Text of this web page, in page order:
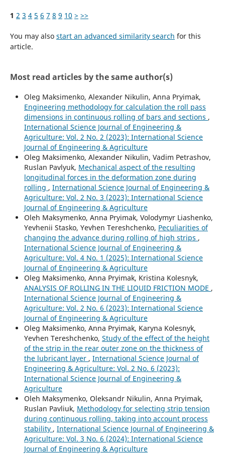
1 2 3 4 5 6 7 8 9 10 > >>
You may also start an advanced similarity search for this
article.
Most read articles by the same author(s)
Oleg Maksimenko, Alexander Nikulin, Anna Pryimak,
Engineering methodology for calculation the roll pass
dimensions in continuous rolling of bars and sections ,
International Science Journal of Engineering &
Agriculture: Vol. 2 No. 2 (2023): International Science
Journal of Engineering & Agriculture
Oleg Maksimenko, Alexander Nikulin, Vadim Petrashov,
Ruslan Pavlyuk, Mechanical aspect of the resulting
longitudinal forces in the deformation zone during
rolling , International Science Journal of Engineering &
Agriculture: Vol. 2 No. 3 (2023): International Science
Journal of Engineering & Agriculture
Oleh Maksymenko, Anna Pryimak, Volodymyr Liashenko,
Yevhenii Stasko, Yevhen Tereshchenko, Peculiarities of
changing the advance during rolling of high strips ,
International Science Journal of Engineering &
Agriculture: Vol. 4 No. 1 (2025): International Science
Journal of Engineering & Agriculture
Oleg Maksimenko, Anna Pryimak, Kristina Kolesnyk,
ANALYSIS OF ROLLING IN THE LIQUID FRICTION MODE ,
International Science Journal of Engineering &
Agriculture: Vol. 2 No. 6 (2023): International Science
Journal of Engineering & Agriculture
Oleg Maksimenko, Anna Pryimak, Karyna Kolesnyk,
Yevhen Tereshchenko, Study of the effect of the height
of the strip in the rear outer zone on the thickness of
the lubricant layer , International Science Journal of
Engineering & Agriculture: Vol. 2 No. 6 (2023):
International Science Journal of Engineering &
Agriculture
Oleh Maksymenko, Oleksandr Nikulin, Anna Pryimak,
Ruslan Pavliuk, Methodology for selecting strip tension
during continuous rolling, taking into account process
stability , International Science Journal of Engineering &
Agriculture: Vol. 3 No. 6 (2024): International Science
Journal of Engineering & Agriculture